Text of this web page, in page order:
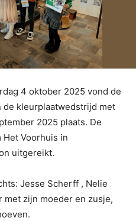
4 oktober 2025 vond de
de kleurplaatwedstrijd met
2025 plaats. De
Voorhuis in
uitgereikt.
Jesse Scherff , Nelie
met zijn moeder en zusje,